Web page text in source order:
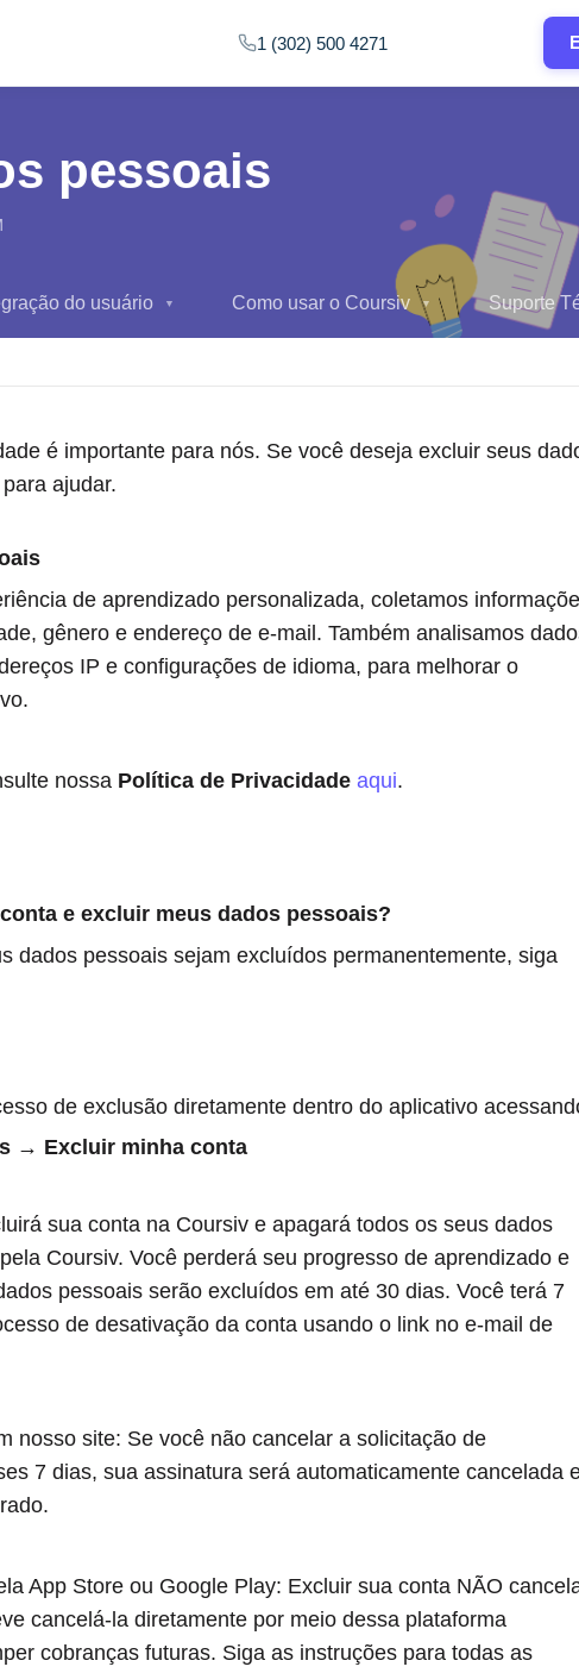
1 (302) 500 4271
pessoais
do usuário ▼ Como usar o Coursiv ▼ Suporte
é importante para nós. Se você deseja excluir seus
ajudar.
de aprendizado personalizada, coletamos
gênero e endereço de e-mail. Também analisamos
IP e configurações de idioma, para melhorar o
nossa Política de Privacidade aqui.
e excluir meus dados pessoais?
dados pessoais sejam excluídos permanentemente, siga
de exclusão diretamente dentro do aplicativo
→ Excluir minha conta
sua conta na Coursiv e apagará todos os seus dados
Coursiv. Você perderá seu progresso de aprendizado e
pessoais serão excluídos em até 30 dias. Você terá 7
de desativação da conta usando o link no e-mail de
nosso site: Se você não cancelar a solicitação de
7 dias, sua assinatura será automaticamente cancelada
App Store ou Google Play: Excluir sua conta NÃO
cancelá-la diretamente por meio dessa plataforma
cobranças futuras. Siga as instruções para todas as